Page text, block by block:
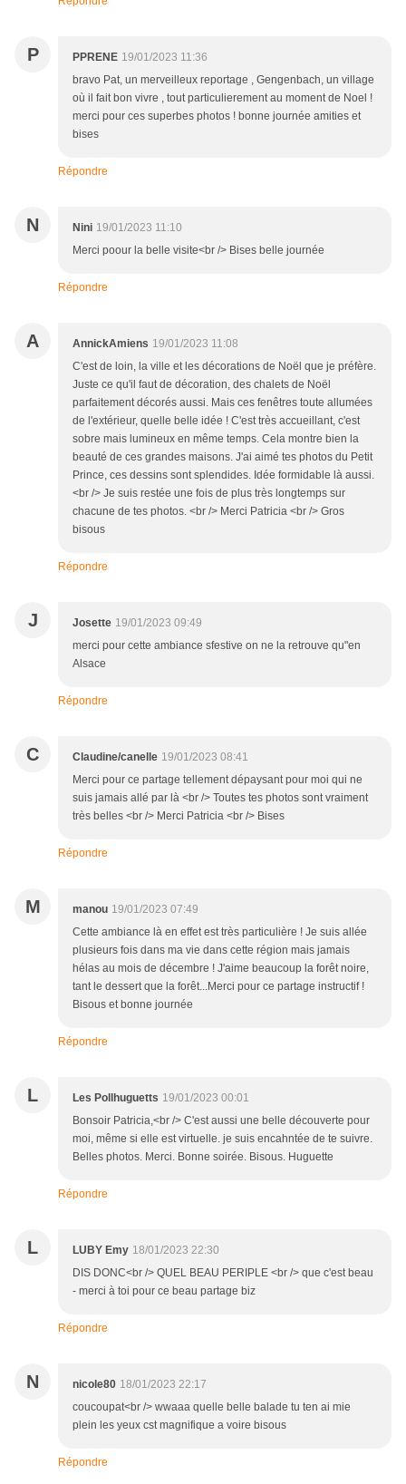
P PPRENE 19/01/2023 11:36
bravo Pat, un merveilleux reportage , Gengenbach, un village
où il fait bon vivre , tout particulierement au moment de Noel !
merci pour ces superbes photos ! bonne journée amities et
bises
Répondre
N Nini 19/01/2023 11:10
Merci poour la belle visite<br /> Bises belle journée
Répondre
A AnnickAmiens 19/01/2023 11:08
C'est de loin, la ville et les décorations de Noël que je préfère.
Juste ce qu'il faut de décoration, des chalets de Noël
parfaitement décorés aussi. Mais ces fenêtres toute allumées
de l'extérieur, quelle belle idée ! C'est très accueillant, c'est
sobre mais lumineux en même temps. Cela montre bien la
beauté de ces grandes maisons. J'ai aimé tes photos du Petit
Prince, ces dessins sont splendides. Idée formidable là aussi.
<br /> Je suis restée une fois de plus très longtemps sur
chacune de tes photos. <br /> Merci Patricia <br /> Gros
bisous
Répondre
J Josette 19/01/2023 09:49
merci pour cette ambiance sfestive on ne la retrouve qu"en
Alsace
Répondre
C Claudine/canelle 19/01/2023 08:41
Merci pour ce partage tellement dépaysant pour moi qui ne
suis jamais allé par là <br /> Toutes tes photos sont vraiment
très belles <br /> Merci Patricia <br /> Bises
Répondre
M manou 19/01/2023 07:49
Cette ambiance là en effet est très particulière ! Je suis allée
plusieurs fois dans ma vie dans cette région mais jamais
hélas au mois de décembre ! J'aime beaucoup la forêt noire,
tant le dessert que la forêt...Merci pour ce partage instructif !
Bisous et bonne journée
Répondre
L Les Pollhuguetts 19/01/2023 00:01
Bonsoir Patricia,<br /> C'est aussi une belle découverte pour
moi, même si elle est virtuelle. je suis encahntée de te suivre.
Belles photos. Merci. Bonne soirée. Bisous. Huguette
Répondre
L LUBY Emy 18/01/2023 22:30
DIS DONC<br /> QUEL BEAU PERIPLE <br /> que c'est beau
- merci à toi pour ce beau partage biz
Répondre
N nicole80 18/01/2023 22:17
coucoupat<br /> wwaaa quelle belle balade tu ten ai mie
plein les yeux cst magnifique a voire bisous
Répondre